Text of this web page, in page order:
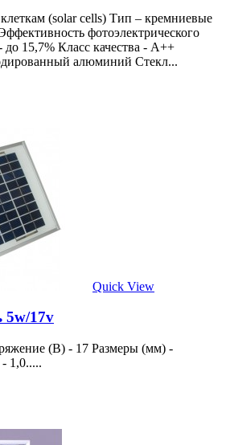
(solar cells) Тип – кремниевые
фотоэлектрического
15,7% Класс качества - А++
алюминий Стекл...
Quick View
5w/17v
(В) - 17 Размеры (мм) -
1,0.....